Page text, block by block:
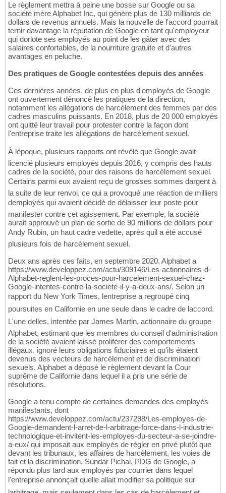
Le règlement mettra à peine une bosse sur Google ou sa
société mère Alphabet Inc, qui génère plus de 130 milliards de
dollars de revenus annuels. Mais la nouvelle de l'accord pourrait
ternir davantage la réputation de Google en tant qu'employeur
qui dorlote ses employés au point de les gâter avec des
salaires confortables, de la nourriture gratuite et d'autres
avantages en peluche.
Des pratiques de Google contestées depuis des années
Ces dernières années, de plus en plus d'employés de Google
ont ouvertement dénoncé les pratiques de la direction,
notamment les allégations de harcèlement des femmes par des
cadres masculins puissants. En 2018, plus de 20 000 employés
ont quitté leur travail pour protester contre la façon dont
l'entreprise traite les allégations de harcèlement sexuel.
À lépoque, plusieurs rapports ont révélé que Google avait
licencié plusieurs employés depuis 2016, y compris des hauts
cadres de la société, pour des raisons de harcèlement sexuel.
Certains parmi eux avaient reçu de grosses sommes dargent à
la suite de leur renvoi, ce qui a provoqué une réaction de milliers
demployés qui avaient décidé de délaisser leur poste pour
manifester contre cet agissement. Par exemple, la société
aurait approuvé un plan de sortie de 90 millions de dollars pour
Andy Rubin, un haut cadre vedette, après quil a été accusé
plusieurs fois de harcèlement sexuel.
Deux ans après ces faits, en septembre 2020, Alphabet a
https://www.developpez.com/actu/309146/Les-actionnaires-d-
Alphabet-reglent-les-proces-pour-harcelement-sexuel-chez-
Google-intentes-contre-la-societe-il-y-a-deux-ans/. Selon un
rapport du New York Times, lentreprise a regroupé cinq
poursuites en Californie en une seule dans le cadre de laccord.
L'une delles, intentée par James Martin, actionnaire du groupe
Alphabet, estimant que les membres du conseil d'administration
de la société avaient laissé proliférer des comportements
illégaux, ignoré leurs obligations fiduciaires et qu'ils étaient
devenus des vecteurs de harcèlement et de discrimination
sexuels. Alphabet a déposé le règlement devant la Cour
suprême de Californie dans lequel il a pris une série de
résolutions.
Google a tenu compte de certaines demandes des employés
manifestants, dont
https://www.developpez.com/actu/237298/Les-employes-de-
Google-demandent-l-arret-de-l-arbitrage-force-dans-l-industrie-
technologique-et-invitent-les-employes-du-secteur-a-se-joindre-
a-eux/ qui imposait aux employés de régler en privé plutôt que
devant les tribunaux, les affaires de harcèlement, les voies de
fait et la discrimination. Sundar Pichai, PDG de Google, a
répondu plus tard aux employés par courrier dans lequel
l'entreprise annonçait quelle allait modifier sa politique sur